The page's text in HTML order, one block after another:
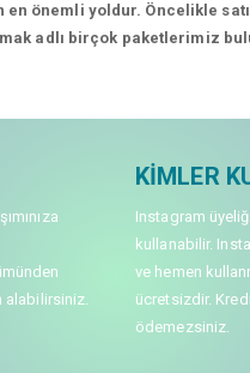
en önemli yoldur. Öncelikle
adlı birçok paketlerimiz
alabilirsiniz.
KIMLER
Instagram
kullanabilir.
ve hemen
ücretsizdir.
ödemezsiniz.